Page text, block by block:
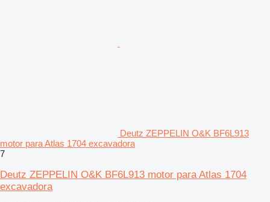
Deutz ZEPPELIN O&K BF6L913
motor para Atlas 1704 excavadora
7
Deutz ZEPPELIN O&K BF6L913 motor para Atlas 1704
excavadora